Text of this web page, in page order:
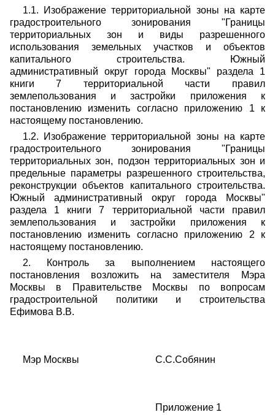
1.1. Изображение территориальной зоны на карте
градостроительного зонирования "Границы
территориальных зон и виды разрешенного
использования земельных участков и объектов
капитального строительства. Южный
административный округ города Москвы" раздела 1
книги 7 территориальной части правил
землепользования и застройки приложения к
постановлению изменить согласно приложению 1 к
настоящему постановлению.
1.2. Изображение территориальной зоны на карте
градостроительного зонирования "Границы
территориальных зон, подзон территориальных зон и
предельные параметры разрешенного строительства,
реконструкции объектов капитального строительства.
Южный административный округ города Москвы"
раздела 1 книги 7 территориальной части правил
землепользования и застройки приложения к
постановлению изменить согласно приложению 2 к
настоящему постановлению.
2. Контроль за выполнением настоящего
постановления возложить на заместителя Мэра
Москвы в Правительстве Москвы по вопросам
градостроительной политики и строительства
Ефимова В.В.
Мэр Москвы С.С.Собянин
Приложение 1